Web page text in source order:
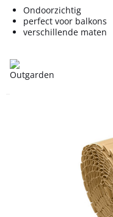
Ondoorzichtig
perfect voor balkons
verschillende maten